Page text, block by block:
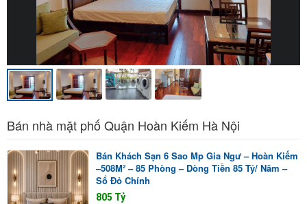
Bán nhà mặt phố Quận Hoàn Kiếm Hà Nội
Bán Khách Sạn 6 Sao Mp Gia Ngư – Hoàn Kiếm
–508M² – 85 Phòng – Dòng Tiền 85 Tỷ/ Năm –
Sổ Đỏ Chính
805 Tỷ